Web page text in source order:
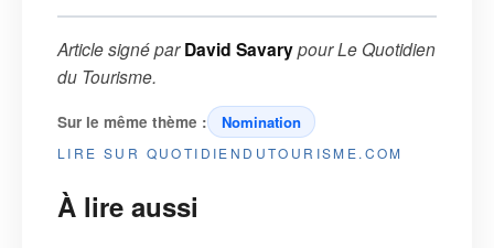
Article signé parDavid SavarypourLe Quotidien
du Tourisme.
Sur le même thème : Nomination
LIRE SUR QUOTIDIENDUTOURISME.COM
À lire aussi